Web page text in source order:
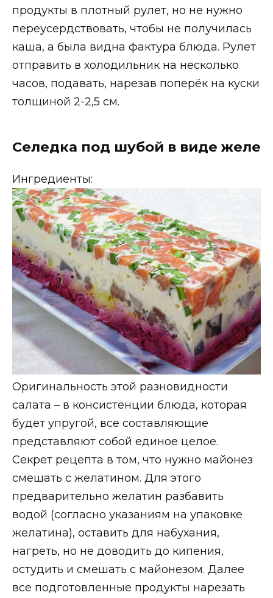
продукты в плотный рулет, но не нужно
переусердствовать, чтобы не получилась
каша, а была видна фактура блюда. Рулет
отправить в холодильник на несколько
часов, подавать, нарезав поперёк на куски
толщиной 2-2,5 см.
Селедка под шубой в виде желе
Ингредиенты:
Оригинальность этой разновидности
салата – в консистенции блюда, которая
будет упругой, все составляющие
представляют собой единое целое.
Секрет рецепта в том, что нужно майонез
смешать с желатином. Для этого
предварительно желатин разбавить
водой (согласно указаниям на упаковке
желатина), оставить для набухания,
нагреть, но не доводить до кипения,
остудить и смешать с майонезом. Далее
все подготовленные продукты нарезать